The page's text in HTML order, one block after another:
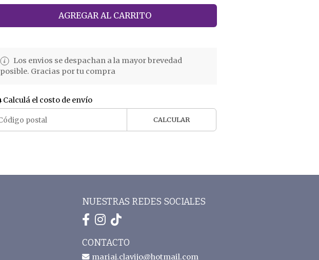
AGREGAR AL CARRITO
Los envios se despachan a la mayor brevedad
posible. Gracias por tu compra
Calculá el costo de envío
CALCULAR
NUESTRAS REDES SOCIALES
CONTACTO
mariaj.clavijo@hotmail.com